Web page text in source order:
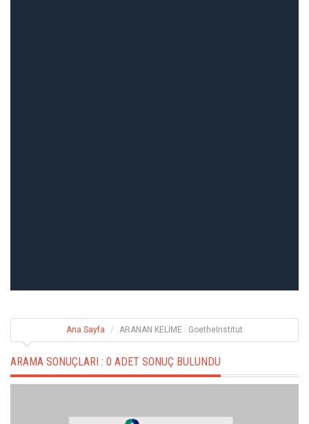
Ana Sayfa ARANAN KELİME : GoetheInstitut
ARAMA SONUÇLARI : 0 ADET SONUÇ BULUNDU